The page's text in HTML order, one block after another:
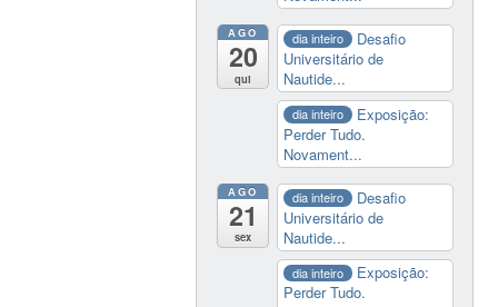
AGO
20
qui
dia inteiro
Desafio
Universitário de
Nautide...
dia inteiro
Exposição:
Perder Tudo.
Novament...
AGO
21
sex
dia inteiro
Desafio
Universitário de
Nautide...
dia inteiro
Exposição:
Perder Tudo.